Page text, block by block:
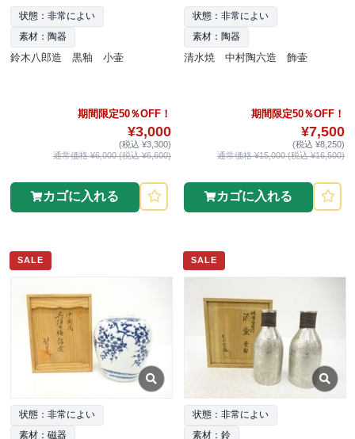
状態：非常によい
素材：陶器
鈴木八郎造 黒釉 小壷
期間限定50％OFF！
¥3,000
(税込 ¥3,300)
通常価格 ¥6,000 (税込 ¥6,600)
カゴに入れる
状態：非常によい
素材：陶器
清水焼 中村陶六造 飾壷
期間限定50％OFF！
¥7,500
(税込 ¥8,250)
通常価格 ¥15,000 (税込 ¥16,500)
カゴに入れる
SALE
状態：非常によい
素材：磁器
SALE
状態：非常によい
素材：鈴